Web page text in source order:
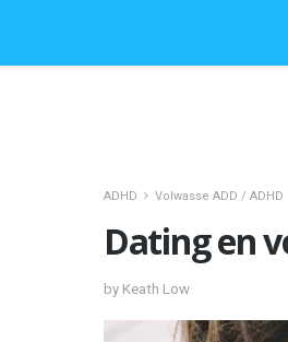
ADHD Volwasse ADD / ADHD
Dating en
by Keath Low